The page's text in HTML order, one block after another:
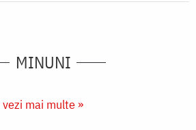
MINUNI
vezi mai multe »